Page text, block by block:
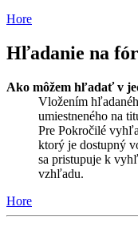
Hore
Hľadanie na
Ako môžem hľadať v
Vložením
umiestneného na
Pre Pokročilé
ktorý je dostupný
sa pristupuje k
vzhľadu.
Hore